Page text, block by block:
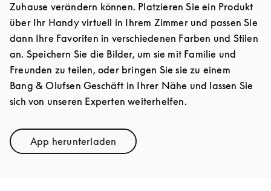
Zuhause verändern können. Platzieren Sie ein Produkt
über Ihr Handy virtuell in Ihrem Zimmer und passen Sie
dann Ihre Favoriten in verschiedenen Farben und Stilen
an. Speichern Sie die Bilder, um sie mit Familie und
Freunden zu teilen, oder bringen Sie sie zu einem
Bang & Olufsen Geschäft in Ihrer Nähe und lassen Sie
sich von unseren Experten weiterhelfen.
App herunterladenLink Opens in New Tab